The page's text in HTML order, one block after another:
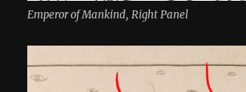
Emperor of Mankind, Right Panel